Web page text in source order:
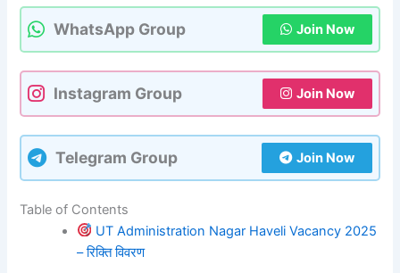
WhatsApp Group Join Now
Instagram Group Join Now
Telegram Group Join Now
Table of Contents
UT Administration Nagar Haveli Vacancy 2025
– रिक्ति विवरण